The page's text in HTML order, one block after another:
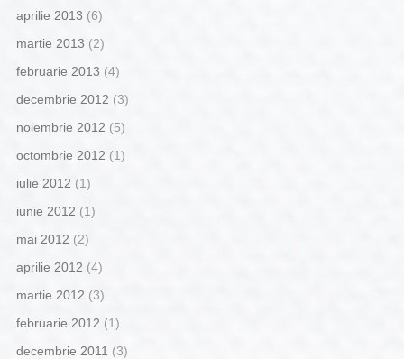
aprilie 2013 (6)
martie 2013 (2)
februarie 2013 (4)
decembrie 2012 (3)
noiembrie 2012 (5)
octombrie 2012 (1)
iulie 2012 (1)
iunie 2012 (1)
mai 2012 (2)
aprilie 2012 (4)
martie 2012 (3)
februarie 2012 (1)
decembrie 2011 (3)